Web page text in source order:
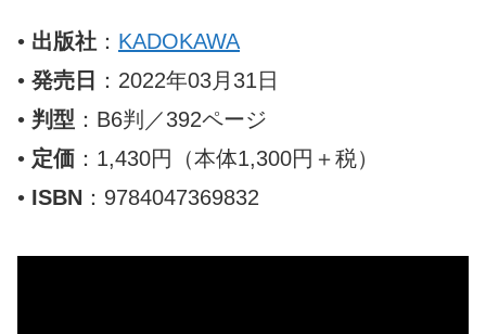
• 出版社 ： KADOKAWA
• 発売日
：2022年03月31日
• 判型 ：B6判／392ページ
• 定価 ：1,430円（本体1,300円＋税）
• ISBN ：9784047369832